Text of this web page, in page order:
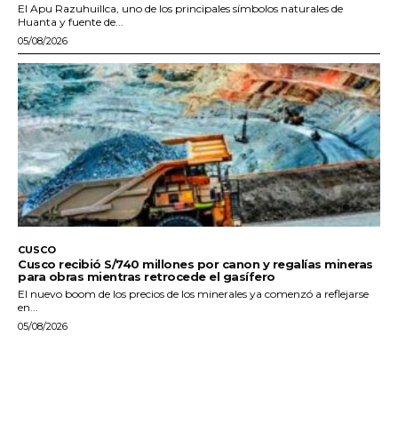
El Apu Razuhuillca, uno de los principales símbolos naturales de
Huanta y fuente de...
05/08/2026
CUSCO
Cusco recibió S/740 millones por canon y regalías mineras
para obras mientras retrocede el gasífero
El nuevo boom de los precios de los minerales ya comenzó a reflejarse
en...
05/08/2026